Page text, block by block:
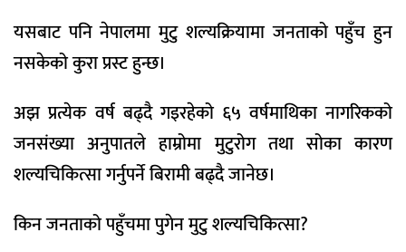
यसबाट पनि नेपालमा मुटु शल्यक्रियामा जनताको पहुँच हुन
नसकेको कुरा प्रस्ट हुन्छ।
अझ प्रत्येक वर्ष बढ्दै गइरहेको ६५ वर्षमाथिका नागरिकको
जनसंख्या अनुपातले हाम्रोमा मुटुरोग तथा सोका कारण
शल्यचिकित्सा गर्नुपर्ने बिरामी बढ्दै जानेछ।
किन जनताको पहुँचमा पुगेन मुटु शल्यचिकित्सा?